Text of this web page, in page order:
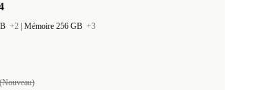
+2 Mémoire 256 GB +3